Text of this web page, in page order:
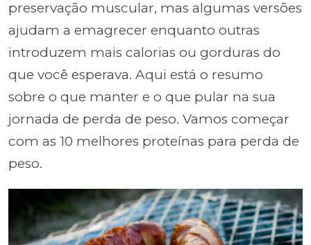
preservação muscular, mas algumas versões
ajudam a emagrecer enquanto outras
introduzem mais calorias ou gorduras do
que você esperava. Aqui está o resumo
sobre o que manter e o que pular na sua
jornada de perda de peso. Vamos começar
com as 10 melhores proteínas para perda de
peso.